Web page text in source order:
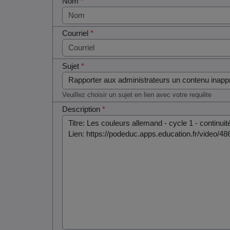
Courriel*
Sujet*
Veuillez choisir un sujet en lien avec votre requête
Description*